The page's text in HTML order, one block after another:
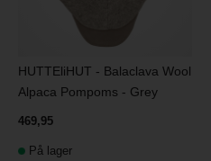
HUTTEliHUT - Balaclava Wool
Alpaca Pompoms - Grey
469,95
På lager